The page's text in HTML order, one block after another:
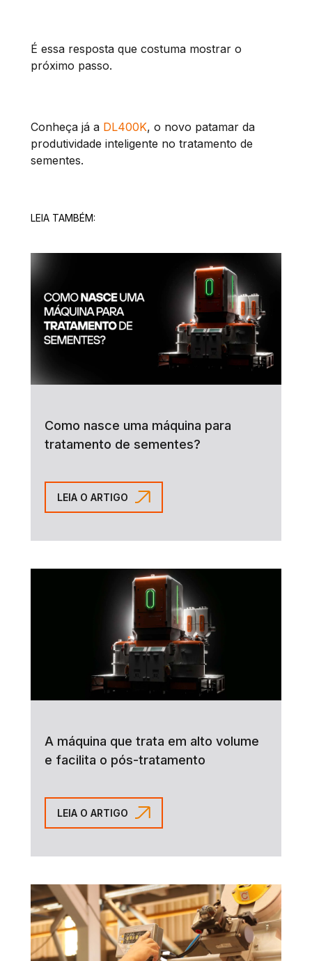
É essa resposta que costuma mostrar o
próximo passo.
Conheça já a DL400K, o novo patamar da
produtividade inteligente no tratamento de
sementes.
LEIA TAMBÉM:
Como nasce uma máquina para
tratamento de sementes?
LEIA O ARTIGO
A máquina que trata em alto volume
e facilita o pós-tratamento
LEIA O ARTIGO